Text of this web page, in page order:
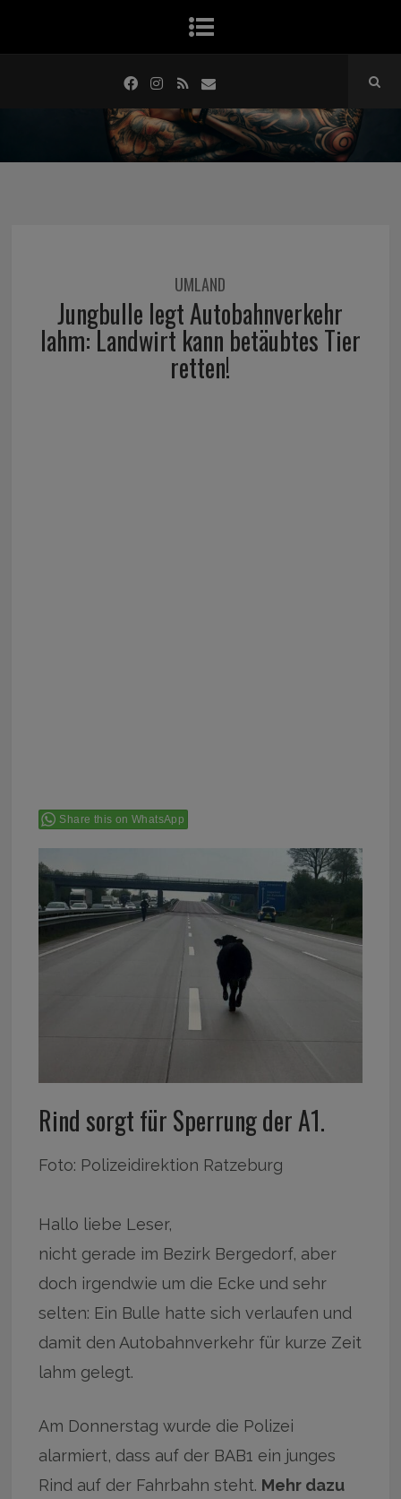
UMLAND
Jungbulle legt Autobahnverkehr
lahm: Landwirt kann betäubtes Tier
retten!
Share this on WhatsApp
Rind sorgt für Sperrung der A1.
Foto: Polizeidirektion Ratzeburg
Hallo liebe Leser,
nicht gerade im Bezirk Bergedorf, aber
doch irgendwie um die Ecke und sehr
selten: Ein Bulle hatte sich verlaufen und
damit den Autobahnverkehr für kurze Zeit
lahm gelegt.
Am Donnerstag wurde die Polizei
alarmiert, dass auf der BAB1 ein junges
Rind auf der Fahrbahn steht. Mehr dazu